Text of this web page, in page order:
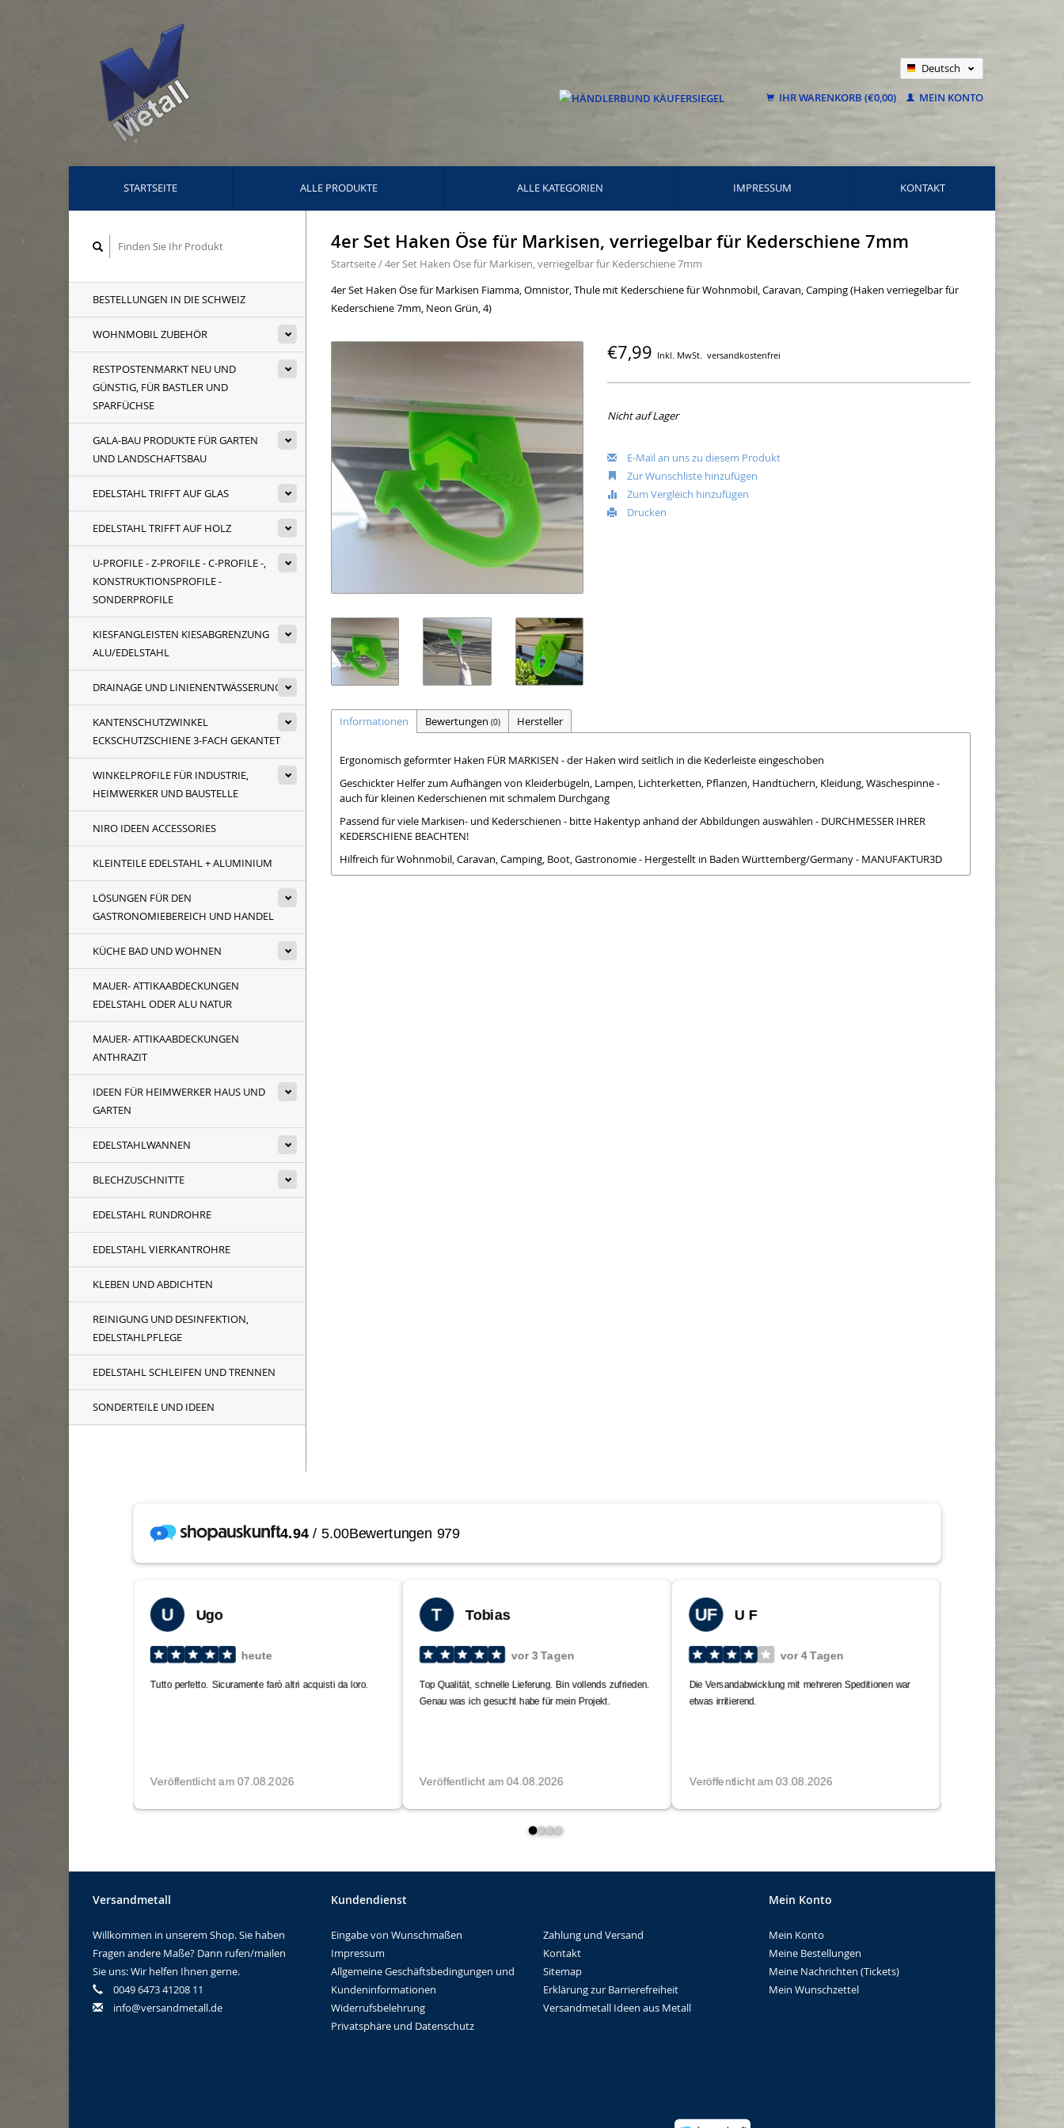
Deutsch
Français
IHR WARENKORB (€0,00) MEIN KONTO
STARTSEITE ALLE PRODUKTE ALLE KATEGORIEN IMPRESSUM KONTAKT
BESTELLUNGEN IN DIE SCHWEIZ
WOHNMOBIL ZUBEHÖR
RESTPOSTENMARKT NEU UND
GÜNSTIG, FÜR BASTLER UND
SPARFÜCHSE
GALA-BAU PRODUKTE FÜR GARTEN
UND LANDSCHAFTSBAU
EDELSTAHL TRIFFT AUF GLAS
EDELSTAHL TRIFFT AUF HOLZ
U-PROFILE - Z-PROFILE - C-PROFILE -,
KONSTRUKTIONSPROFILE -
SONDERPROFILE
KIESFANGLEISTEN KIESABGRENZUNG
ALU/EDELSTAHL
DRAINAGE UND LINIENENTWÄSSERUNG
KANTENSCHUTZWINKEL
ECKSCHUTZSCHIENE 3-FACH GEKANTET
WINKELPROFILE FÜR INDUSTRIE,
HEIMWERKER UND BAUSTELLE
NIRO IDEEN ACCESSORIES
KLEINTEILE EDELSTAHL + ALUMINIUM
LÖSUNGEN FÜR DEN
GASTRONOMIEBEREICH UND HANDEL
KÜCHE BAD UND WOHNEN
MAUER- ATTIKAABDECKUNGEN
EDELSTAHL ODER ALU NATUR
MAUER- ATTIKAABDECKUNGEN
ANTHRAZIT
IDEEN FÜR HEIMWERKER HAUS UND
GARTEN
EDELSTAHLWANNEN
BLECHZUSCHNITTE
EDELSTAHL RUNDROHRE
EDELSTAHL VIERKANTROHRE
KLEBEN UND ABDICHTEN
REINIGUNG UND DESINFEKTION,
EDELSTAHLPFLEGE
EDELSTAHL SCHLEIFEN UND TRENNEN
SONDERTEILE UND IDEEN
4er Set Haken Öse für Markisen, verriegelbar für Kederschiene 7mm
Startseite/4er Set Haken Öse für Markisen, verriegelbar für Kederschiene 7mm
4er Set Haken Öse für Markisen Fiamma, Omnistor, Thule mit Kederschiene für Wohnmobil, Caravan, Camping (Haken verriegelbar für
Kederschiene 7mm, Neon Grün, 4)
€7,99 Inkl. MwSt. versandkostenfrei
Nicht auf Lager
E-Mail an uns zu diesem Produkt
Zur Wunschliste hinzufügen
Zum Vergleich hinzufügen
Drucken
Informationen Bewertungen (0) Hersteller
Ergonomisch geformter Haken FÜR MARKISEN - der Haken wird seitlich in die Kederleiste eingeschoben
Geschickter Helfer zum Aufhängen von Kleiderbügeln, Lampen, Lichterketten, Pflanzen, Handtüchern, Kleidung, Wäschespinne -
auch für kleinen Kederschienen mit schmalem Durchgang
Passend für viele Markisen- und Kederschienen - bitte Hakentyp anhand der Abbildungen auswählen - DURCHMESSER IHRER
KEDERSCHIENE BEACHTEN!
Hilfreich für Wohnmobil, Caravan, Camping, Boot, Gastronomie - Hergestellt in Baden Württemberg/Germany - MANUFAKTUR3D
Versandmetall
Willkommen in unserem Shop. Sie haben
Fragen andere Maße? Dann rufen/mailen
Sie uns: Wir helfen Ihnen gerne.
0049 6473 41208 11
info@versandmetall.de
Kundendienst
Eingabe von Wunschmaßen
Impressum
Allgemeine Geschäftsbedingungen und
Kundeninformationen
Widerrufsbelehrung
Privatsphäre und Datenschutz
Zahlung und Versand
Kontakt
Sitemap
Erklärung zur Barrierefreiheit
Versandmetall Ideen aus Metall
Mein Konto
Mein Konto
Meine Bestellungen
Meine Nachrichten (Tickets)
Mein Wunschzettel